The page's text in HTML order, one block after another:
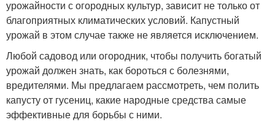
урожайности с огородных культур, зависит не только от
благоприятных климатических условий. Капустный
урожай в этом случае также не является исключением.
Любой садовод или огородник, чтобы получить богатый
урожай должен знать, как бороться с болезнями,
вредителями. Мы предлагаем рассмотреть, чем полить
капусту от гусениц, какие народные средства самые
эффективные для борьбы с ними.